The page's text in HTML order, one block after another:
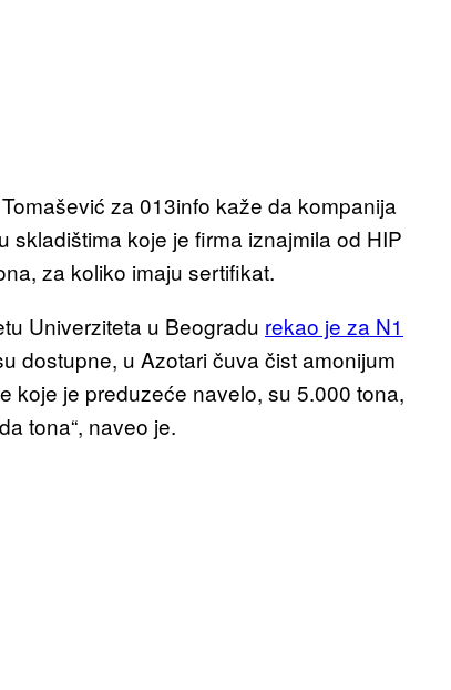
za 013info kaže da kompanija
koje je firma iznajmila od HIP
za koliko imaju sertifikat.
Univerziteta u Beogradu rekao je za N1
dostupne, u Azotari čuva čist amonijum
koje je preduzeće navelo, su 5.000 tona,
tona“, naveo je.